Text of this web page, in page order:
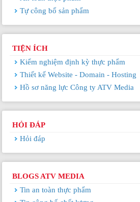
Tự công bố sản phẩm
TIỆN ÍCH
Kiểm nghiệm định kỳ thực phẩm
Thiết kế Website - Domain - Hosting
Hồ sơ năng lực Công ty ATV Media
HỎI ĐÁP
Hỏi đáp
BLOGS ATV MEDIA
Tin an toàn thực phẩm